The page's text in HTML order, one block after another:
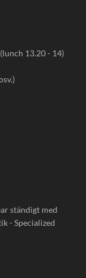
13.20 - 14)
ständigt med
- Specialized